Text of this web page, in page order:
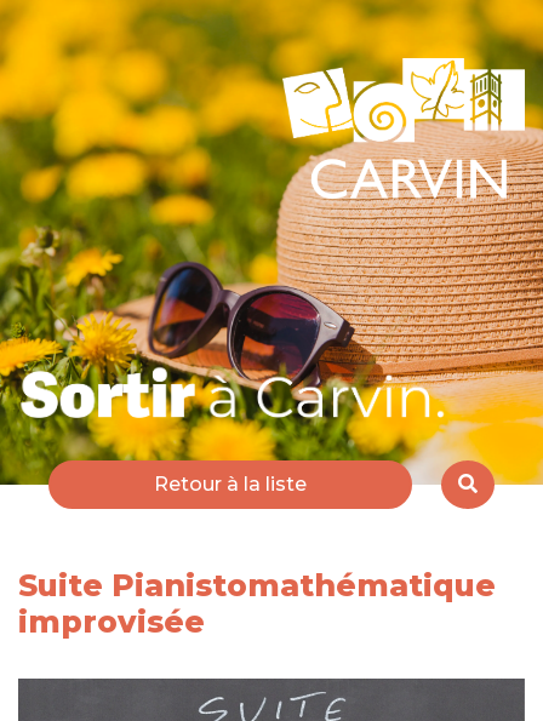
Retour à la liste
Suite Pianistomathématique
improvisée